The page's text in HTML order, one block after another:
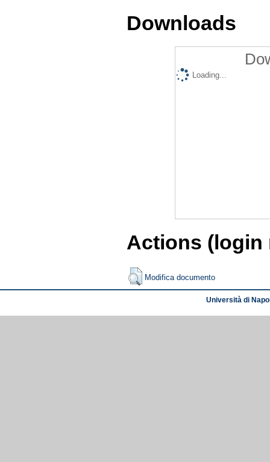
Downloads
Loading...
Actions (login
Modifica documento
Università di